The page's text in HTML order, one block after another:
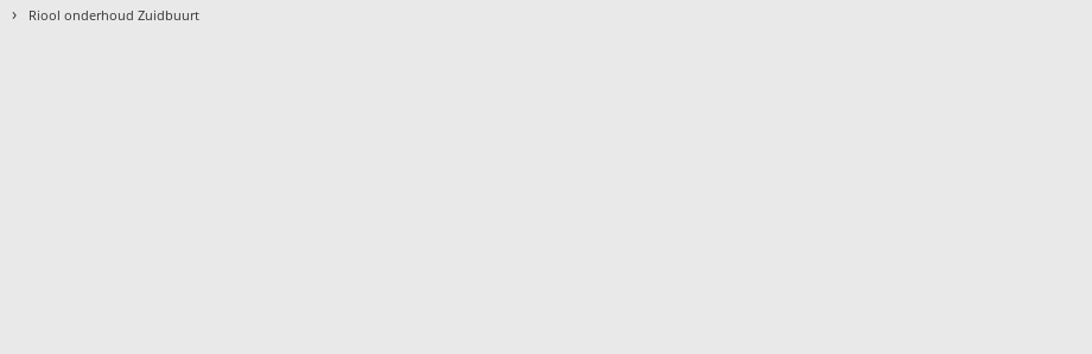
› Riool onderhoud Zuidbuurt